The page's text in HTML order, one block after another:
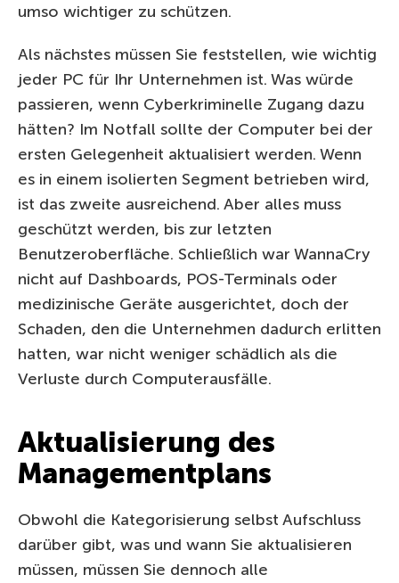
umso wichtiger zu schützen.
Als nächstes müssen Sie feststellen, wie wichtig
jeder PC für Ihr Unternehmen ist. Was würde
passieren, wenn Cyberkriminelle Zugang dazu
hätten? Im Notfall sollte der Computer bei der
ersten Gelegenheit aktualisiert werden. Wenn
es in einem isolierten Segment betrieben wird,
ist das zweite ausreichend. Aber alles muss
geschützt werden, bis zur letzten
Benutzeroberfläche. Schließlich war WannaCry
nicht auf Dashboards, POS-Terminals oder
medizinische Geräte ausgerichtet, doch der
Schaden, den die Unternehmen dadurch erlitten
hatten, war nicht weniger schädlich als die
Verluste durch Computerausfälle.
Aktualisierung des
Managementplans
Obwohl die Kategorisierung selbst Aufschluss
darüber gibt, was und wann Sie aktualisieren
müssen, müssen Sie dennoch alle